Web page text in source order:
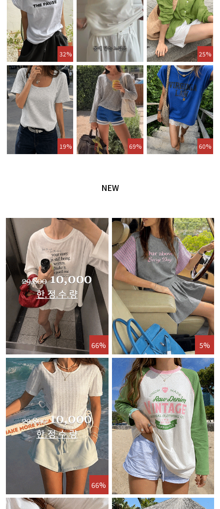
32% 25%
19% 69% 60%
NEW
66% 5%
66%